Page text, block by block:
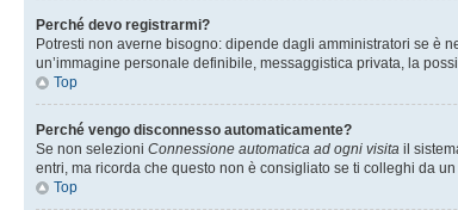
Perché devo registrarmi?
Potresti non averne bisogno: dipende dagli amministratori se è
un’immagine personale definibile, messaggistica privata, la
Top
Perché vengo disconnesso automaticamente?
Se non selezioni Connessione automatica ad ogni visita il
entri, ma ricorda che questo non è consigliato se ti colleghi da
Top